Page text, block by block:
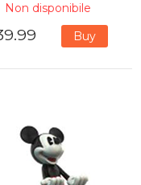
Non disponibile
Buy